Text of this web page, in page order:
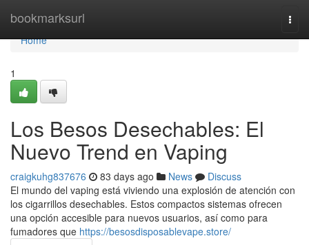
bookmarksurl
Home
Home
1
Los Besos Desechables: El
Nuevo Trend en Vaping
craigkuhg837676 83 days ago News
Discuss
El mundo del vaping está viviendo una explosión de atención con
los cigarrillos desechables. Estos compactos sistemas ofrecen
una opción accesible para nuevos usuarios, así como para
fumadores que https://besosdisposablevape.store/